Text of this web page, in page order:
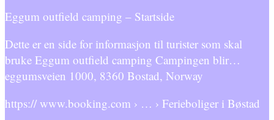
Eggum outfield camping – Startside
Dette er en side for informasjon til turister som skal
bruke Eggum outfield camping Campingen blir…
eggumsveien 1000, 8360 Bostad, Norway
https:// www.booking.com › … › Ferieboliger i Bøstad